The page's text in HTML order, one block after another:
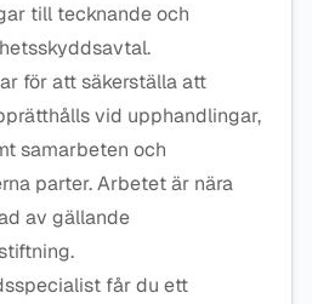
till tecknande och
för att säkerställa att
vid upphandlingar,
samarbeten och
parter. Arbetet är nära
av gällande
får du ett